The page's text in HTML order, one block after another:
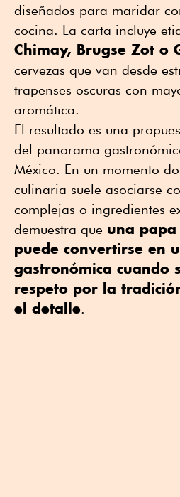
diseñados para maridar
cocina. La carta incluye
Chimay, Brugse Zot o
cervezas que van desde
trapenses oscuras con
aromática.
El resultado es una
del panorama
México. En un momento
culinaria suele asociarse
complejas o ingredientes
demuestra que una
puede convertirse en
gastronómica cuando
respeto por la
el detalle.